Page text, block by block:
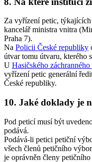
Za vyřízení petic, týkajících
kancelář ministra vnitra
Praha 7).
Na Policii České republiky
útvar tomu útvaru, kterého
U Hasičského
vyřízení petic generální
České republiky.
10. Jaké doklady je
Pod peticí musí být
podává.
Podává-li petici petiční
všech členů petičního
je oprávněn členy